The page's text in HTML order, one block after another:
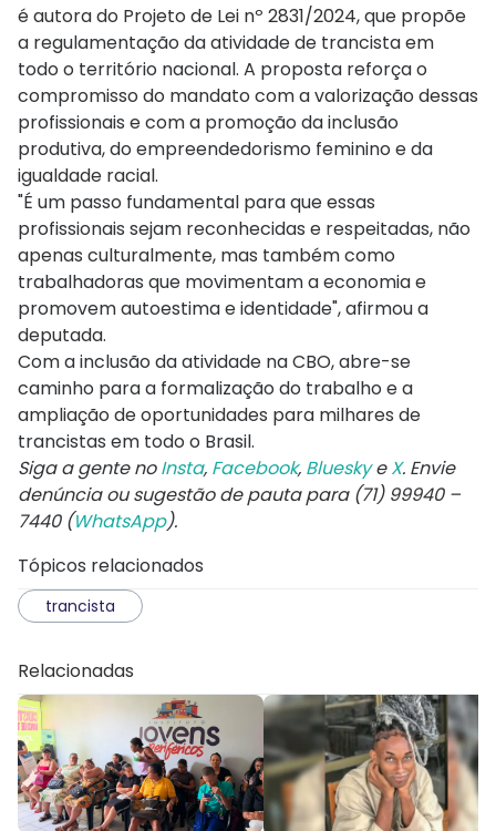
é autora do Projeto de Lei nº 2831/2024, que propõe
a regulamentação da atividade de trancista em
todo o território nacional. A proposta reforça o
compromisso do mandato com a valorização dessas
profissionais e com a promoção da inclusão
produtiva, do empreendedorismo feminino e da
igualdade racial.
"É um passo fundamental para que essas
profissionais sejam reconhecidas e respeitadas, não
apenas culturalmente, mas também como
trabalhadoras que movimentam a economia e
promovem autoestima e identidade", afirmou a
deputada.
Com a inclusão da atividade na CBO, abre-se
caminho para a formalização do trabalho e a
ampliação de oportunidades para milhares de
trancistas em todo o Brasil.
Siga a gente noInsta, Facebook, BlueskyeX. Envie
denúncia ou sugestão de pauta para (71) 99940 –
7440 (WhatsApp).
Tópicos relacionados
trancista
Relacionadas